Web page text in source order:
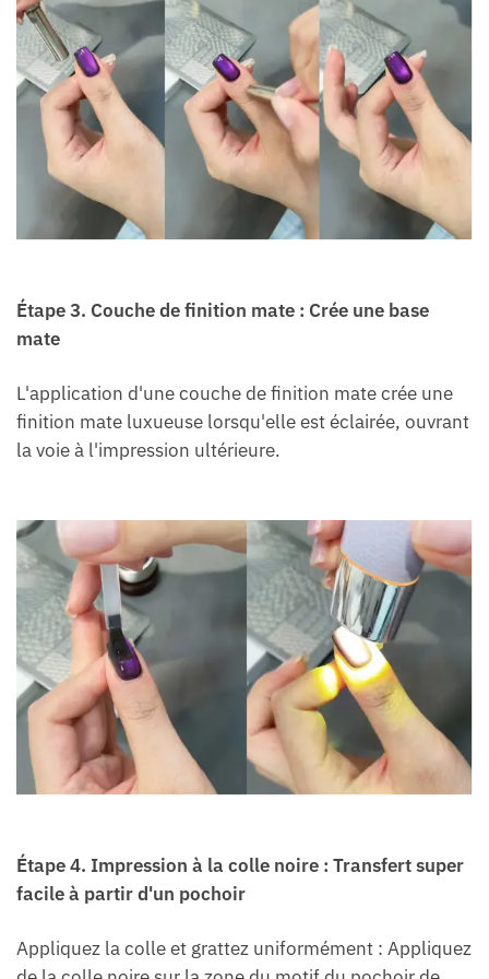
Étape3. Couche de finition mate : Crée une base
mate
L'application d'une couche de finition mate crée une
finition mate luxueuse lorsqu'elle est éclairée, ouvrant
la voie à l'impression ultérieure.
Étape 4. Impression à la colle noire : Transfert super
facile à partir d'un pochoir
Appliquez la colle et grattez uniformément : Appliquez